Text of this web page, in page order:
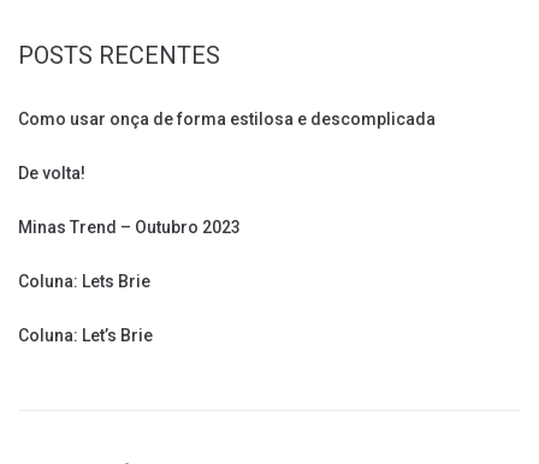
POSTS RECENTES
Como usar onça de forma estilosa e descomplicada
De volta!
Minas Trend – Outubro 2023
Coluna: Lets Brie
Coluna: Let’s Brie